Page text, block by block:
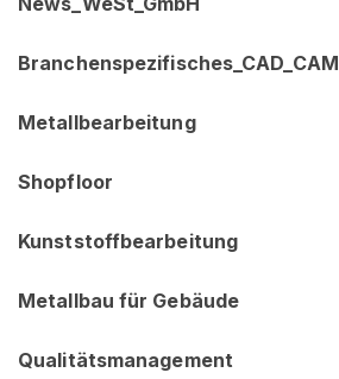
Branchenspezifisches_CAD_CAM
Metallbearbeitung
Shopfloor
Kunststoffbearbeitung
Metallbau für Gebäude
Qualitätsmanagement